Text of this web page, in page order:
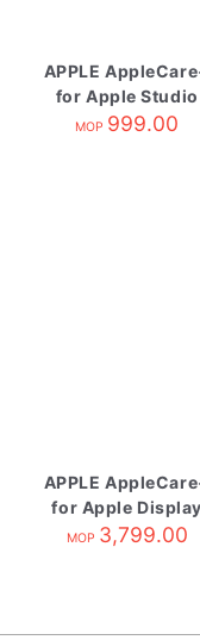
APPLE
for Apple Studio
Display
MOP 999.00
APPLE
for Apple Display
MOP 3,799.00